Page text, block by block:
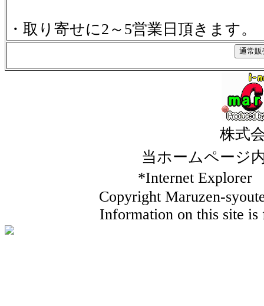
・取り寄せに2～5営業日頂きます。
株式
当ホームページ
*Internet
Copyright Maruzen-
Information on this site is